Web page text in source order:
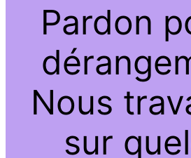
Pardon
Nous
sur